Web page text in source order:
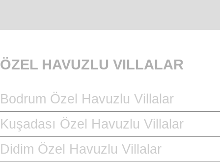
ÖZEL HAVUZLU VILLALAR
Bodrum Özel Havuzlu Villalar
Kuşadası Özel Havuzlu Villalar
Didim Özel Havuzlu Villalar